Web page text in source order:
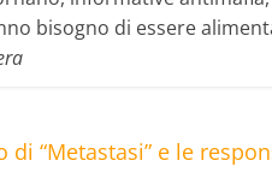
bisogno di essere
di “Metastasi” e le